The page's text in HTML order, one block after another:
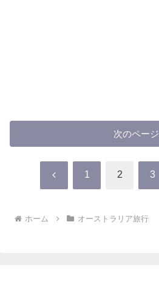
次のページ
前 1 2 3
ホーム オーストラリア旅行